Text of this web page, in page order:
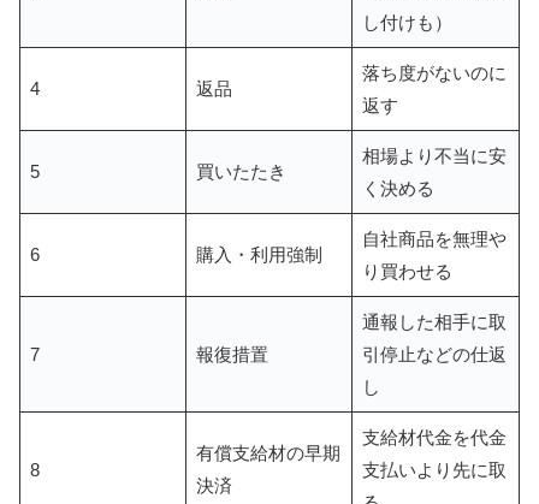
し付けも）
4 返品
落ち度がないのに
返す
5 買いたたき
相場より不当に安
く決める
6 購入・利用強制
自社商品を無理や
り買わせる
7 報復措置
通報した相手に取
引停止などの仕返
し
8
有償支給材の早期
決済
支給材代金を代金
支払いより先に取